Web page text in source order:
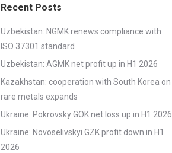
Recent Posts
Uzbekistan: NGMK renews compliance with
ISO 37301 standard
Uzbekistan: AGMK net profit up in H1 2026
Kazakhstan: cooperation with South Korea on
rare metals expands
Ukraine: Pokrovsky GOK net loss up in H1 2026
Ukraine: Novoselivskyi GZK profit down in H1
2026